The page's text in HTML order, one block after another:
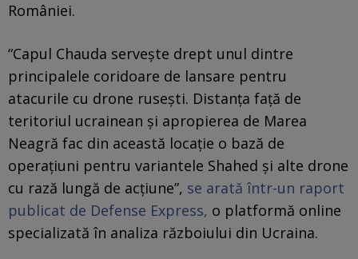
României.
“Capul Chauda servește drept unul dintre
principalele coridoare de lansare pentru
atacurile cu drone rusești. Distanța față de
teritoriul ucrainean și apropierea de Marea
Neagră fac din această locație o bază de
operațiuni pentru variantele Shahed și alte drone
cu rază lungă de acțiune”, se arată într-un raport
publicat de Defense Express, o platformă online
specializată în analiza războiului din Ucraina.